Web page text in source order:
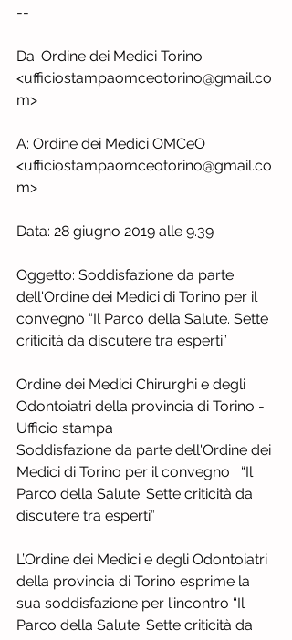
--
Da: Ordine dei Medici Torino
<ufficiostampaomceotorino@gmail.co
m>
A: Ordine dei Medici OMCeO
<ufficiostampaomceotorino@gmail.co
m>
Data: 28 giugno 2019 alle 9.39
Oggetto: Soddisfazione da parte
dell'Ordine dei Medici di Torino per il
convegno “Il Parco della Salute. Sette
criticità da discutere tra esperti”
Ordine dei Medici Chirurghi e degli
Odontoiatri della provincia di Torino -
Ufficio stampa
Soddisfazione da parte dell'Ordine dei
Medici di Torino per il convegno   “Il
Parco della Salute. Sette criticità da
discutere tra esperti”
L’Ordine dei Medici e degli Odontoiatri
della provincia di Torino esprime la
sua soddisfazione per l’incontro “Il
Parco della Salute. Sette criticità da